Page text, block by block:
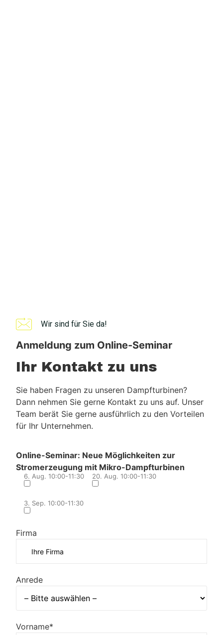
Wir sind für Sie da!
Anmeldung zum Online-Seminar
Ihr Kontakt zu uns
Sie haben Fragen zu unseren Dampfturbinen?
Dann nehmen Sie gerne Kontakt zu uns auf. Unser
Team berät Sie gerne ausführlich zu den Vorteilen
für Ihr Unternehmen.
Online-Seminar: Neue Möglichkeiten zur
Stromerzeugung mit Mikro-Dampfturbinen
6. Aug. 10:00-11:30 20. Aug. 10:00-11:30
3. Sep. 10:00-11:30
Firma
Anrede
Vorname*